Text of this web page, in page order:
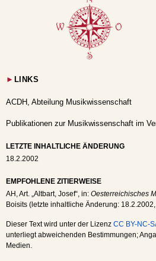
► LINKS
ACDH, Abteilung Musikwissenschaft
Publikationen zur Musikwissenschaft im
LETZTE INHALTLICHE ÄNDERUNG
18.2.2002
EMPFOHLENE ZITIERWEISE
AH , Art. „Altbart, Josef“, in: Oesterreichisches
Boisits (letzte inhaltliche Änderung: 18.2.2002
Dieser Text wird unter der Lizenz CC BY-NC-
unterliegt abweichenden Bestimmungen;
Medien.